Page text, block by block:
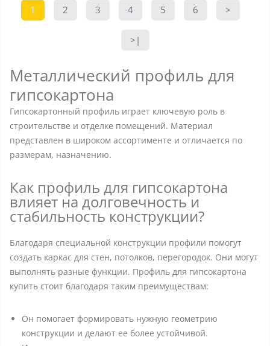
1 2 3 4 5 6 >
>|
Металлический профиль для
гипсокартона
Гипсокартонный профиль играет ключевую роль в
строительстве и отделке помещений. Материал
представлен в широком ассортименте и отличается по
размерам, назначению.
Как профиль для гипсокартона
влияет на долговечность и
стабильность конструкции?
Благодаря специальной конструкции профили помогут
создать каркас для стен, потолков, перегородок. Они могут
выполнять разные функции. Профиль для гипсокартона
купить стоит благодаря таким преимуществам:
Он помогает формировать нужную геометрию
конструкции и делают ее более устойчивой.